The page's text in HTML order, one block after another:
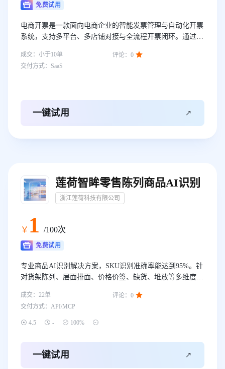
免费试用
电商开票是一款面向电商企业的智能发票管理与自动化开票
系统，支持多平台、多店铺对接与全流程开票闭环。通过AI
理，大幅提升财税效率，减少人工操作成本。
成交： 小于10单 评论： 0 
交付方式： SaaS
一键试用 
莲荷智眸零售陈列商品AI识别
浙江莲荷科技有限公司
￥ 1 /100次
免费试用
专业商品AI识别解决方案，SKU识别准确率能达到95%。针
对货架陈列、层面排面、价格价签、缺货、堆放等多维度识
多种场景的AI识别能力，解决品牌执行、门店管理过程的执
行落地、真实数据校验等问题。服务快消品牌及零售连锁门
店品牌。
成交： 22单 评论： 0 
交付方式： API/MCP
 4.5  -  100% 
一键试用 